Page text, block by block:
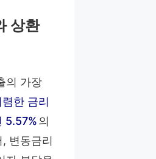
상환
의 가장
렴한 금리
5.57%의
변동금리